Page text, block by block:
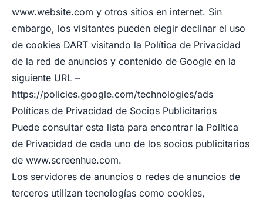
www.website.com y otros sitios en internet. Sin
embargo, los visitantes pueden elegir declinar el uso
de cookies DART visitando la Política de Privacidad
de la red de anuncios y contenido de Google en la
siguiente URL –
https://policies.google.com/technologies/ads
Políticas de Privacidad de Socios Publicitarios
Puede consultar esta lista para encontrar la Política
de Privacidad de cada uno de los socios publicitarios
de www.screenhue.com.
Los servidores de anuncios o redes de anuncios de
terceros utilizan tecnologías como cookies,